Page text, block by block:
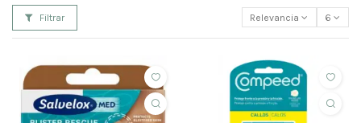
Filtrar Relevancia 6